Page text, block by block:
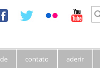
contato aderir